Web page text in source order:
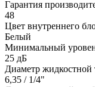
Гарантия
48
Цвет внутреннего
Белый
Минимальный
25 дБ
Диаметр
6,35 / 1/4"